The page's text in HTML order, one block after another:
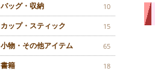
バッグ・収納 10
カップ・スティック 15
小物・その他アイテム 65
書籍 18